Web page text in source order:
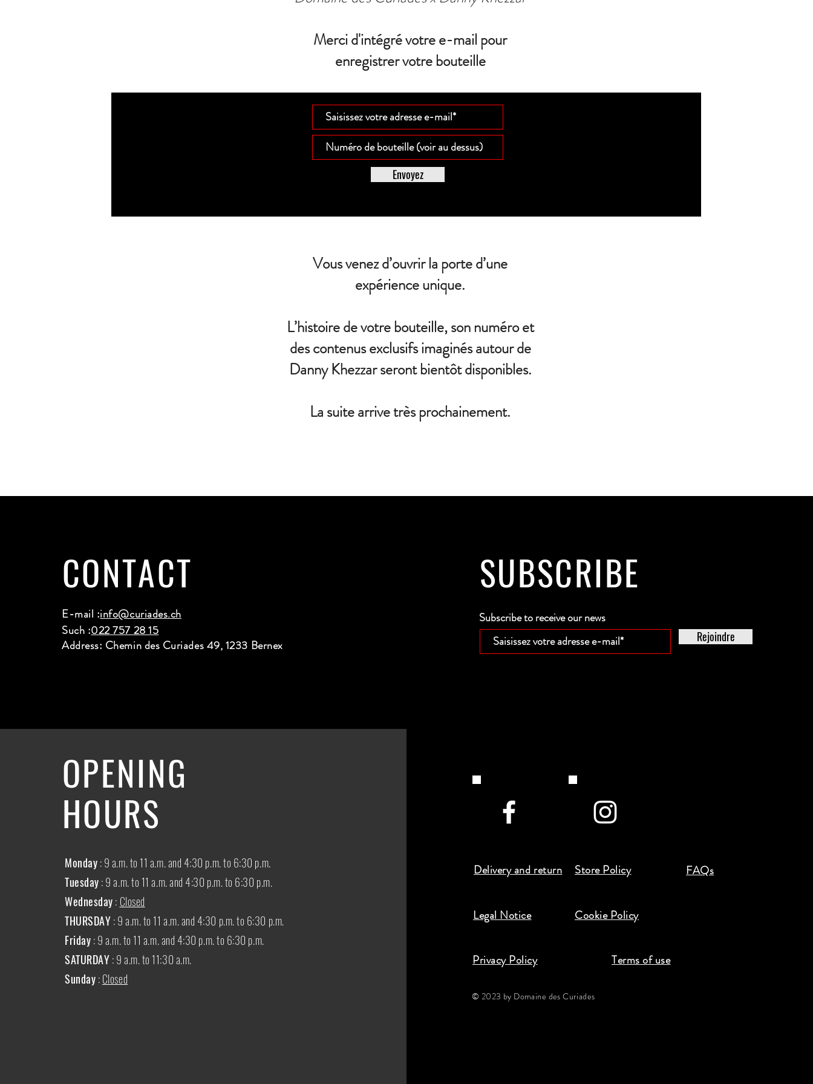
Merci d'intégré votre e-mail pour
enregistrer votre bouteille
Envoyez
Vous venez d’ouvrir la porte d’une
expérience unique.
L’histoire de votre bouteille, son numéro et
des contenus exclusifs imaginés autour de
Danny Khezzar seront bientôt disponibles.
La suite arrive très prochainement.
CONTACT
E-mail :info@curiades.ch
Such :022 757 28 15
Address: Chemin des Curiades 49, 1233 Bernex
SUBSCRIBE
Subscribe to receive our news
Rejoindre
OPENING
HOURS
Monday: 9 a.m. to 11 a.m. and 4:30 p.m. to 6:30 p.m.
Tuesday: 9 a.m. to 11 a.m. and 4:30 p.m. to 6:30 p.m.
Wednesday: Closed
THURSDAY:9 a.m. to 11 a.m. and 4:30 p.m. to 6:30 p.m.
Friday: 9 a.m. to 11 a.m. and 4:30 p.m. to 6:30 p.m.
SATURDAY: 9 a.m. to 11:30 a.m.
Sunday:Closed
Delivery and return Store Policy FAQs
Legal Notice Cookie Policy
Privacy Policy Terms of use
© 2023 by Domaine des Curiades